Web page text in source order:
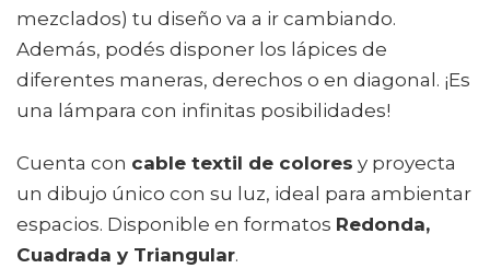
mezclados) tu diseño va a ir cambiando.
Además, podés disponer los lápices de
diferentes maneras, derechos o en diagonal. ¡Es
una lámpara con infinitas posibilidades!
Cuenta con cable textil de colores y proyecta
un dibujo único con su luz, ideal para ambientar
espacios. Disponible en formatos Redonda,
Cuadrada y Triangular.